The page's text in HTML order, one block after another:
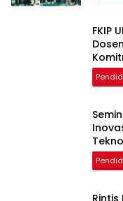
FKIP
Pakar